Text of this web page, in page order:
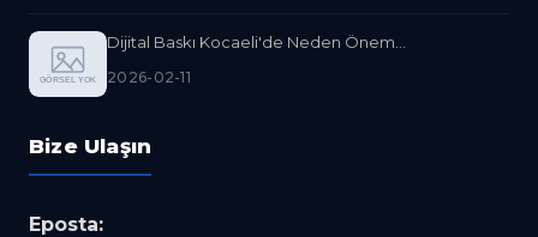
Dijital Baskı Kocaeli'de Neden Önem...
2026-02-11
Bize Ulaşın
Eposta: